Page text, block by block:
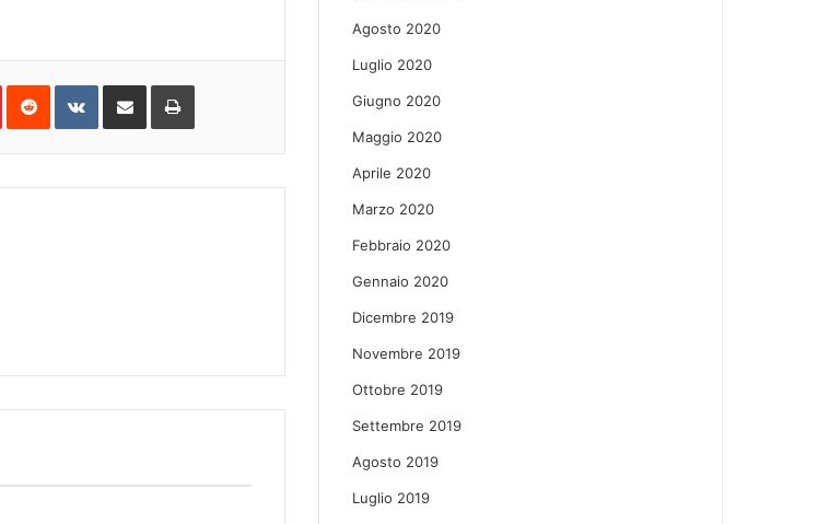
PinterestReddit VKontakteShare
Email
Print
Agosto 2020
Luglio 2020
Giugno 2020
Maggio 2020
Aprile 2020
Marzo 2020
Febbraio 2020
Gennaio 2020
Dicembre 2019
Novembre 2019
Ottobre 2019
Settembre 2019
Agosto 2019
Luglio 2019